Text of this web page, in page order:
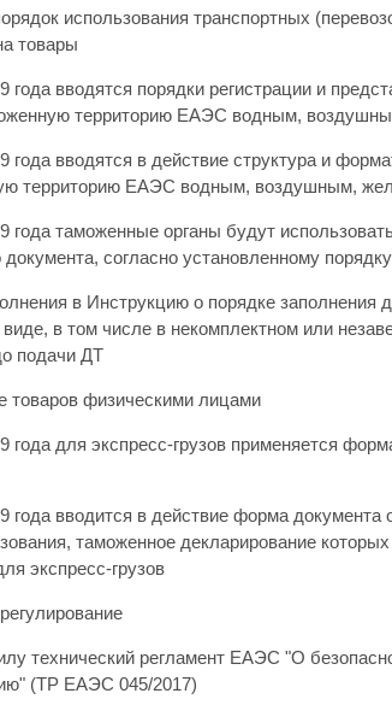
использования транспортных
товары
года вводятся порядки регистрации и
территорию ЕАЭС водным,
года вводятся в действие структура и
территорию ЕАЭС водным, воздушным,
года таможенные органы будут
документа, согласно установленному порядку
в Инструкцию о порядке
в том числе в некомплектном или
подачи ДТ
товаров физическими лицами
года для экспресс-грузов применяется
года вводится в действие форма
таможенное декларирование
экспресс-грузов
технический регламент ЕАЭС "О
(ТР ЕАЭС 045/2017)